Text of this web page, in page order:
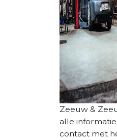
Zeeuw &
alle
contact met